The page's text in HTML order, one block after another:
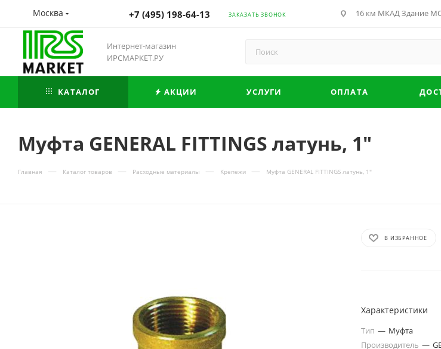
Москва +7 (495) 198-64-13 ЗАКАЗАТЬ ЗВОНОК 16 км МКАД Здание
Интернет-магазин
ИРСМАРКЕТ.РУ
КАТАЛОГ АКЦИИ УСЛУГИ ОПЛАТА
Муфта GENERAL FITTINGS латунь, 1"
Главная — Каталог товаров — Расходные материалы — Крепежи — Муфта GENERAL FITTINGS латунь, 1"
В ИЗБРАННОЕ
Характеристики
Тип — Муфта
Производитель —